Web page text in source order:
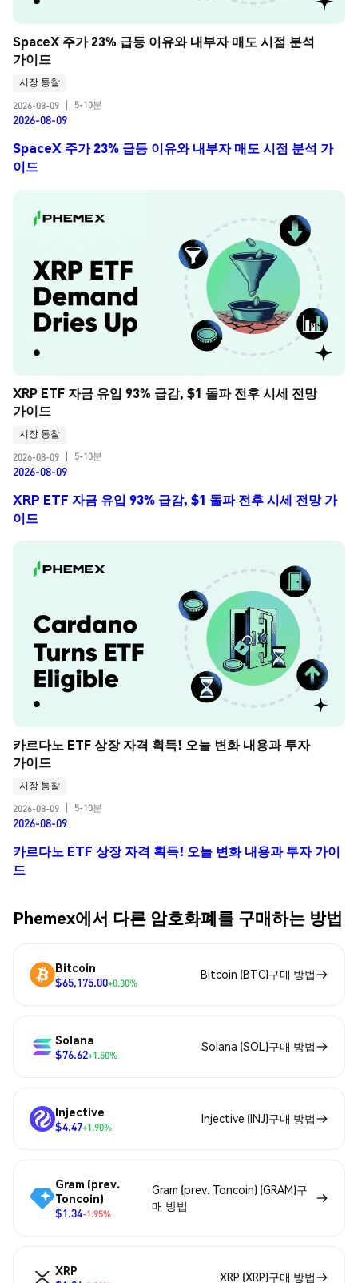
SpaceX 주가 23% 급등 이유와 내부자 매도 시점 분석
가이드
시장 통찰
2026-08-09
5-10분
2026-08-09
SpaceX 주가 23% 급등 이유와 내부자 매도 시점 분석 가
이드
XRP ETF 자금 유입 93% 급감, $1 돌파 전후 시세 전망
가이드
시장 통찰
2026-08-09
5-10분
2026-08-09
XRP ETF 자금 유입 93% 급감, $1 돌파 전후 시세 전망 가
이드
카르다노 ETF 상장 자격 획득! 오늘 변화 내용과 투자
가이드
시장 통찰
2026-08-09
5-10분
2026-08-09
카르다노 ETF 상장 자격 획득! 오늘 변화 내용과 투자 가이
드
Phemex에서 다른 암호화폐를 구매하는 방법
Bitcoin
$65,175.00+0.30%
Bitcoin (BTC)구매 방법
Solana
$76.62+1.50%
Solana (SOL)구매 방법
Injective
$4.47+1.90%
Injective (INJ)구매 방법
Gram (prev.
Toncoin)
$1.34-1.95%
Gram (prev. Toncoin) (GRAM)구
매 방법
XRP
XRP (XRP)구매 방법